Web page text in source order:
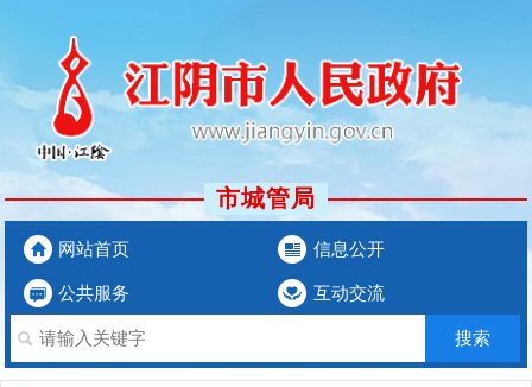
市城管局
网站首页 信息公开
公共服务 互动交流